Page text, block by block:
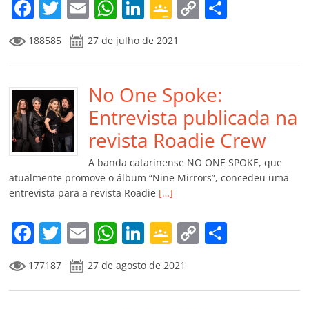
F
a
c
e
b
o
o
k
T
w
itt
er
E
m
ai
l
W
h
at
s
A
p
p
Li
n
k
e
dI
n
G
o
o
gl
e
Cl
a
ss
ro
o
m
C
y
Li
n
k
p
til
h
ar
188585 27 de julho de 2021
No One Spoke:
Entrevista publicada na
revista Roadie Crew
A banda catarinense NO ONE SPOKE, que
atualmente promove o álbum “Nine Mirrors”, concedeu uma
entrevista para a revista Roadie […]
F
a
c
e
T
w
itt
er
E
m
ai
l
W
at
s
Li
n
k
e
G
o
o
gl
C
y p
177187 27 de agosto de 2021